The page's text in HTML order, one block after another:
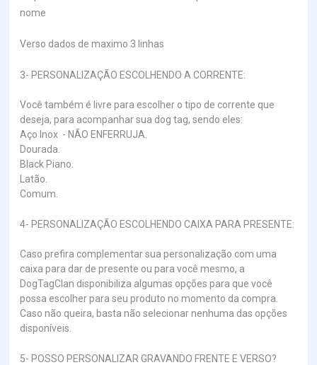
nome
Verso dados de maximo 3 linhas
3- PERSONALIZAÇÃO ESCOLHENDO A CORRENTE:
Você também é livre para escolher o tipo de corrente que
deseja, para acompanhar sua dog tag, sendo eles:
Aço Inox - NÃO ENFERRUJA.
Dourada.
Black Piano.
Latão.
Comum.
4- PERSONALIZAÇÃO ESCOLHENDO CAIXA PARA PRESENTE:
Caso prefira complementar sua personalização com uma
caixa para dar de presente ou para você mesmo, a
DogTagClan disponibiliza algumas opções para que você
possa escolher para seu produto no momento da compra.
Caso não queira, basta não selecionar nenhuma das opções
disponíveis.
5- POSSO PERSONALIZAR GRAVANDO FRENTE E VERSO?